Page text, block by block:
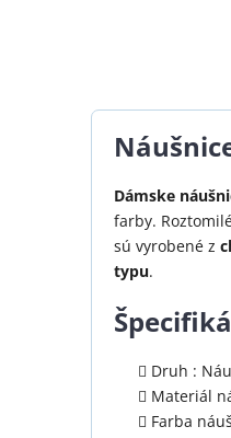
Dámske
farby.
sú vyrobené z
typu.
Druh :
Materiál
Farba